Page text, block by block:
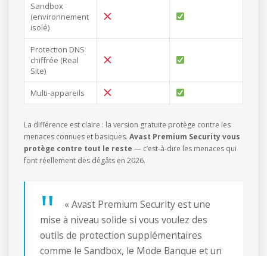
Sandbox
(environnement
isolé)
Protection DNS
chiffrée (Real
Site)
Multi-appareils
La différence est claire : la version gratuite protège contre les
menaces connues et basiques. Avast Premium Security vous
protège contre tout le reste — c’est-à-dire les menaces qui
font réellement des dégâts en 2026.
« Avast Premium Security est une
mise à niveau solide si vous voulez des
outils de protection supplémentaires
comme le Sandbox, le Mode Banque et un